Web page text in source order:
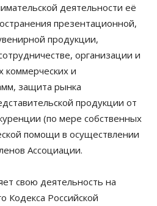
деятельности её
презентационной,
продукции,
организации и
коммерческих и
защита рынка
продукции от
(по мере собственных
помощи в осуществлении
Ассоциации.
свою деятельность на
Кодекса Российской